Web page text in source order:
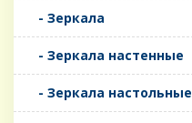
- Зеркала
- Зеркала настенные
- Зеркала настольные